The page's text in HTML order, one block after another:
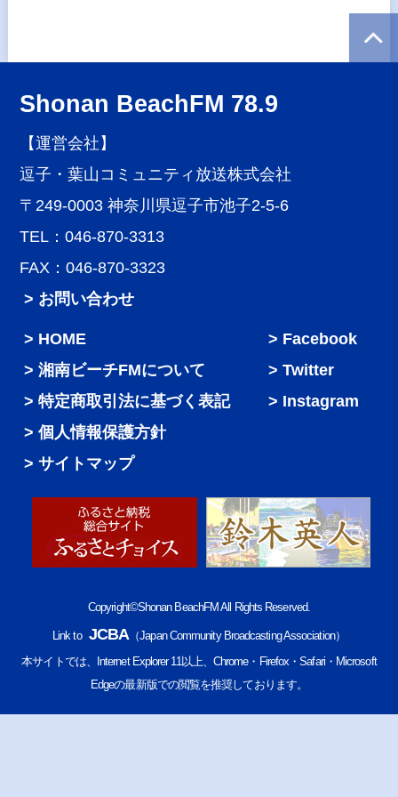
Shonan BeachFM 78.9
【運営会社】
逗子・葉山コミュニティ放送株式会社
〒249-0003 神奈川県逗子市池子2-5-6
TEL：046-870-3313
FAX：046-870-3323
> お問い合わせ
HOME
湘南ビーチFMについて
特定商取引法に基づく表記
個人情報保護方針
サイトマップ
Facebook
Twitter
Instagram
Copyright©Shonan BeachFM All Rights Reserved.
Link to JCBA（Japan Community Broadcasting Association）
本サイトでは、Internet Explorer 11以上、Chrome・Firefox・Safari・Microsoft
Edgeの最新版での閲覧を推奨しております。